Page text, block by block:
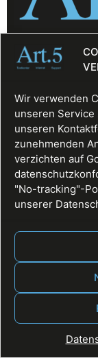
Wir verwenden
unseren
unseren
zunehmenden
verzichten auf
"No-tracking"-
unserer